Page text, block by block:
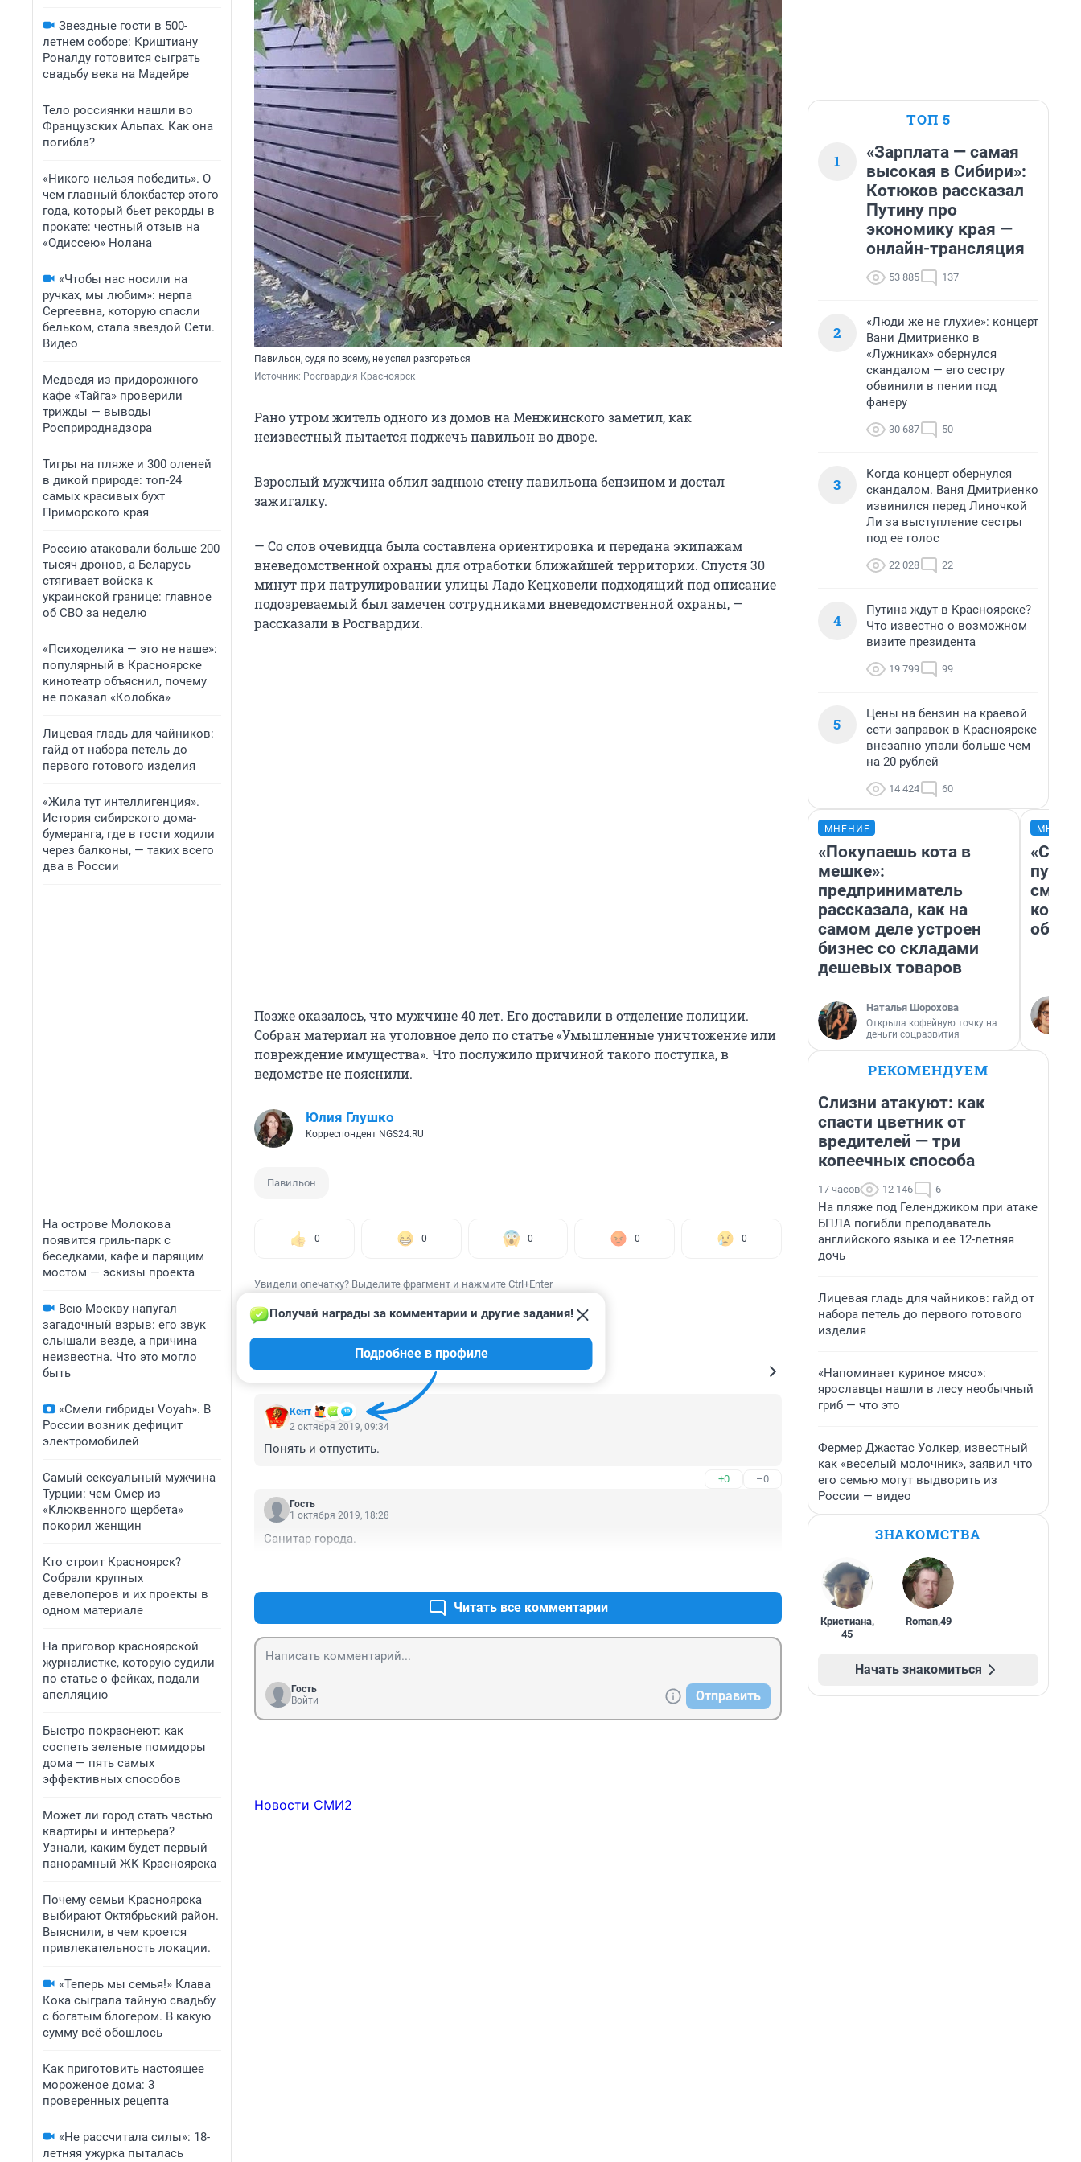
Звездные гости в 500-
летнем соборе: Криштиану
Роналду готовится сыграть
свадьбу века на Мадейре
Тело россиянки нашли во
Французских Альпах. Как она
погибла?
«Никого нельзя победить». О
чем главный блокбастер этого
года, который бьет рекорды в
прокате: честный отзыв на
«Одиссею» Нолана
«Чтобы нас носили на
ручках, мы любим»: нерпа
Сергеевна, которую спасли
бельком, стала звездой Сети.
Видео
Медведя из придорожного
кафе «Тайга» проверили
трижды — выводы
Росприроднадзора
Тигры на пляже и 300 оленей
в дикой природе: топ-24
самых красивых бухт
Приморского края
Россию атаковали больше 200
тысяч дронов, а Беларусь
стягивает войска к
украинской границе: главное
об СВО за неделю
«Психоделика — это не наше»:
популярный в Красноярске
кинотеатр объяснил, почему
не показал «Колобка»
Лицевая гладь для чайников:
гайд от набора петель до
первого готового изделия
«Жила тут интеллигенция».
История сибирского дома-
бумеранга, где в гости ходили
через балконы, — таких всего
два в России
На острове Молокова
появится гриль-парк с
беседками, кафе и парящим
мостом — эскизы проекта
Всю Москву напугал
загадочный взрыв: его звук
слышали везде, а причина
неизвестна. Что это могло
быть
«Смели гибриды Voyah». В
России возник дефицит
электромобилей
Самый сексуальный мужчина
Турции: чем Омер из
«Клюквенного щербета»
покорил женщин
Кто строит Красноярск?
Собрали крупных
девелоперов и их проекты в
одном материале
На приговор красноярской
журналистке, которую судили
по статье о фейках, подали
апелляцию
Быстро покраснеют: как
соспеть зеленые помидоры
дома — пять самых
эффективных способов
Может ли город стать частью
квартиры и интерьера?
Узнали, каким будет первый
панорамный ЖК Красноярска
Почему семьи Красноярска
выбирают Октябрьский район.
Выяснили, в чем кроется
привлекательность локации.
«Теперь мы семья!» Клава
Кока сыграла тайную свадьбу
с богатым блогером. В какую
сумму всё обошлось
Как приготовить настоящее
мороженое дома: 3
проверенных рецепта
«Не рассчитала силы»: 18-
летняя ужурка пыталась
Павильон, судя по всему, не успел разгореться
Источник: Росгвардия Красноярск
Рано утром житель одного из домов на Менжинского заметил, как
неизвестный пытается поджечь павильон во дворе.
Взрослый мужчина облил заднюю стену павильона бензином и достал
зажигалку.
— Со слов очевидца была составлена ориентировка и передана экипажам
вневедомственной охраны для отработки ближайшей территории. Спустя 30
минут при патрулировании улицы Ладо Кецховели подходящий под описание
подозреваемый был замечен сотрудниками вневедомственной охраны, —
рассказали в Росгвардии.
Позже оказалось, что мужчине 40 лет. Его доставили в отделение полиции.
Собран материал на уголовное дело по статье «Умышленные уничтожение или
повреждение имущества». Что послужило причиной такого поступка, в
ведомстве не пояснили.
Юлия Глушко
Корреспондент NGS24.RU
Павильон
0 0 0 0 0
Увидели опечатку? Выделите фрагмент и нажмите Ctrl+Enter
КОММЕНТАРИИ 4
Кент
Получай награды за комментарии и другие задания!
Подробнее в профиле
2 октября 2019, 09:34
Понять и отпустить.
+0 –0
Гость
1 октября 2019, 18:28
Санитар города.
Читать все комментарии
Гость
Войти
Отправить
Новости СМИ2
ТОП 5
1
«Зарплата — самая
высокая в Сибири»:
Котюков рассказал
Путину про
экономику края —
онлайн-трансляция
53 885 137
2
«Люди же не глухие»: концерт
Вани Дмитриенко в
«Лужниках» обернулся
скандалом — его сестру
обвинили в пении под
фанеру
30 687 50
3
Когда концерт обернулся
скандалом. Ваня Дмитриенко
извинился перед Линочкой
Ли за выступление сестры
под ее голос
22 028 22
4
Путина ждут в Красноярске?
Что известно о возможном
визите президента
19 799 99
5
Цены на бензин на краевой
сети заправок в Красноярске
внезапно упали больше чем
на 20 рублей
14 424 60
МНЕНИЕ
«Покупаешь кота в
мешке»:
предприниматель
рассказала, как на
самом деле устроен
бизнес со складами
дешевых товаров
Наталья Шорохова
Открыла кофейную точку на
деньги соцразвития
РЕКОМЕНДУЕМ
Слизни атакуют: как
спасти цветник от
вредителей — три
копеечных способа
17 часов 12 146 6
На пляже под Геленджиком при атаке
БПЛА погибли преподаватель
английского языка и ее 12-летняя
дочь
Лицевая гладь для чайников: гайд от
набора петель до первого готового
изделия
«Напоминает куриное мясо»:
ярославцы нашли в лесу необычный
гриб — что это
Фермер Джастас Уолкер, известный
как «веселый молочник», заявил что
его семью могут выдворить из
России — видео
ЗНАКОМСТВА
Кристиана,
45
Roman,49
Начать знакомиться